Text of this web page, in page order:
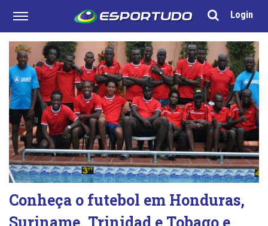
Login
Conheça o futebol em Honduras,
Suriname, Trinidad e Tobago e